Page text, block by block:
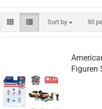
Sort by
Sort by 50
per
Figuren